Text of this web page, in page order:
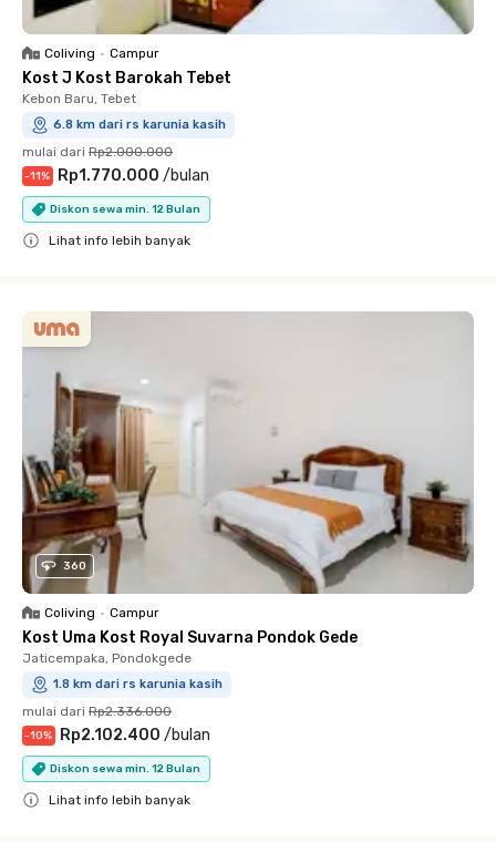
Coliving • Campur
Kost J Kost Barokah Tebet
Kebon Baru, Tebet
6.8 km dari rs karunia kasih
mulai dari Rp2.000.000
-11% Rp1.770.000 /bulan
Diskon sewa min. 12 Bulan
Lihat info lebih banyak
360
Coliving • Campur
Kost Uma Kost Royal Suvarna Pondok Gede
Jaticempaka, Pondokgede
1.8 km dari rs karunia kasih
mulai dari Rp2.336.000
-10% Rp2.102.400 /bulan
Diskon sewa min. 12 Bulan
Lihat info lebih banyak